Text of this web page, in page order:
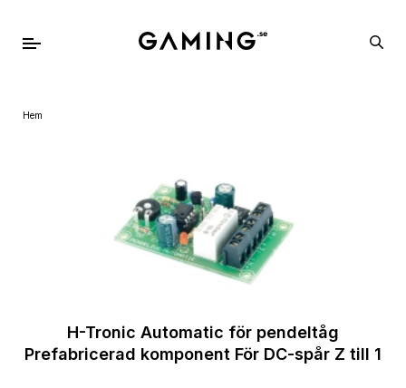
Hem
H-Tronic Automatic för pendeltåg
Prefabricerad komponent För DC-spår Z till 1